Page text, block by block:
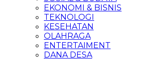
EKONOMI & BISNIS
TEKNOLOGI
KESEHATAN
OLAHRAGA
ENTERTAIMENT
DANA DESA